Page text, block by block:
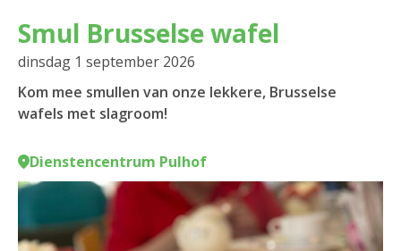
Smul Brusselse wafel
dinsdag 1 september 2026
Kom mee smullen van onze lekkere, Brusselse
wafels met slagroom!
Dienstencentrum Pulhof